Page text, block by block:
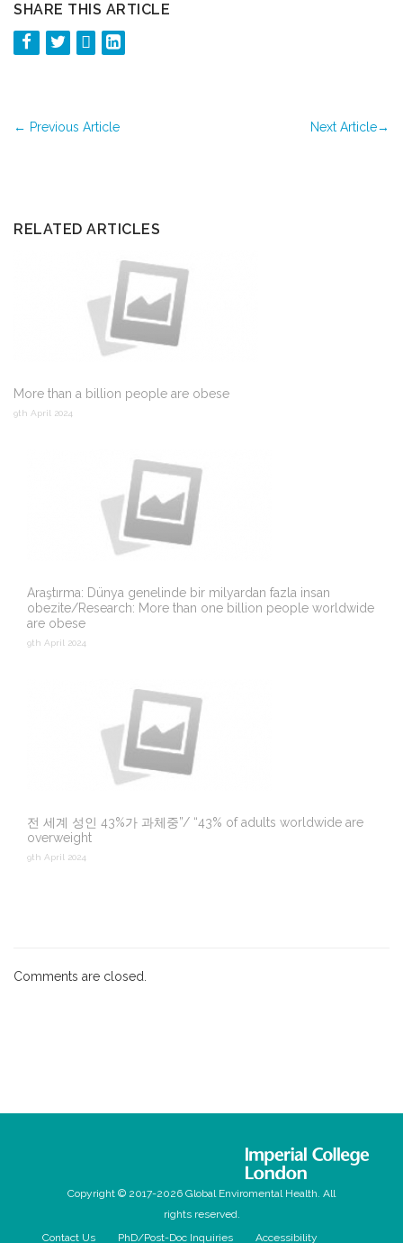
SHARE THIS ARTICLE
← Previous Article Next Article→
RELATED ARTICLES
More than a billion people are obese
9th April 2024
Araştırma: Dünya genelinde bir milyardan fazla insan
obezite/Research: More than one billion people worldwide
are obese
9th April 2024
전 세계 성인 43%가 과체중”/ “43% of adults worldwide are
overweight
9th April 2024
Comments are closed.
Copyright © 2017-2026 Global Enviromental Health. All
rights reserved.
Contact Us
PhD/Post-Doc Inquiries Accessibility